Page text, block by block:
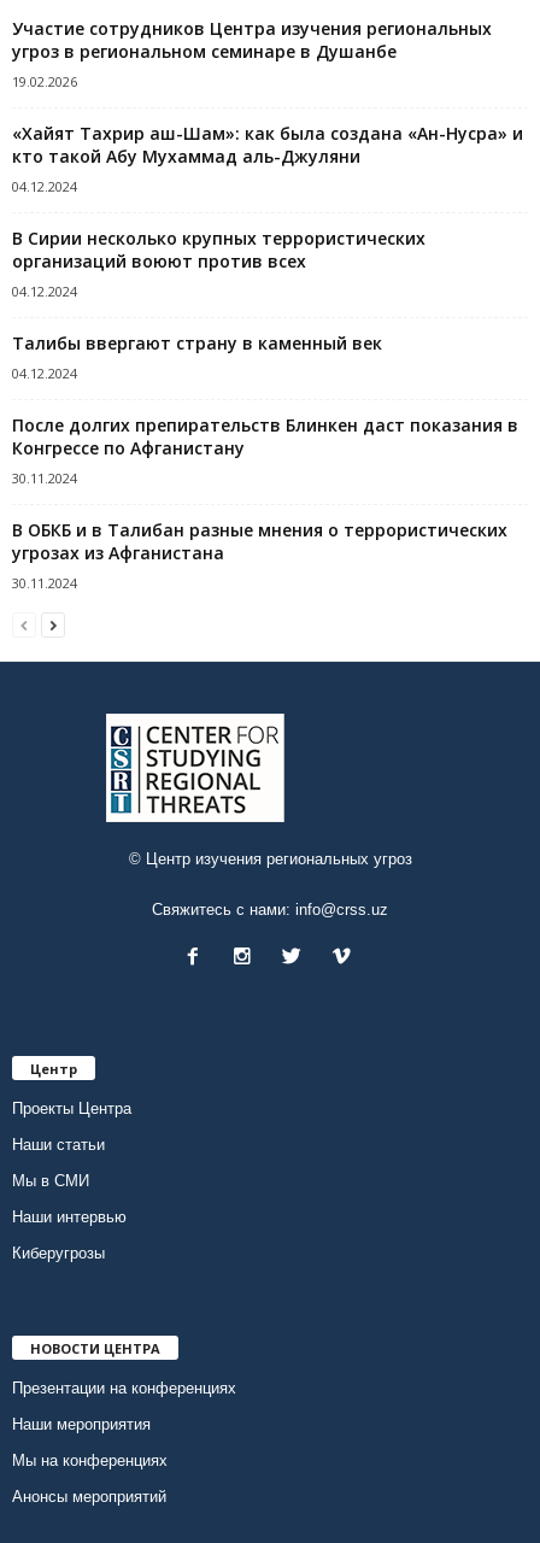
Участие сотрудников Центра изучения региональных
угроз в региональном семинаре в Душанбе
19.02.2026
«Хайят Тахрир аш-Шам»: как была создана «Ан-Нусра» и
кто такой Абу Мухаммад аль-Джуляни
04.12.2024
В Сирии несколько крупных террористических
организаций воюют против всех
04.12.2024
Талибы ввергают страну в каменный век
04.12.2024
После долгих препирательств Блинкен даст показания в
Конгрессе по Афганистану
30.11.2024
В ОБКБ и в Талибан разные мнения о террористических
угрозах из Афганистана
30.11.2024
© Центр изучения региональных угроз
Свяжитесь с нами: info@crss.uz
Центр
Проекты Центра
Наши статьи
Мы в СМИ
Наши интервью
Киберугрозы
НОВОСТИ ЦЕНТРА
Презентации на конференциях
Наши мероприятия
Мы на конференциях
Анонсы мероприятий